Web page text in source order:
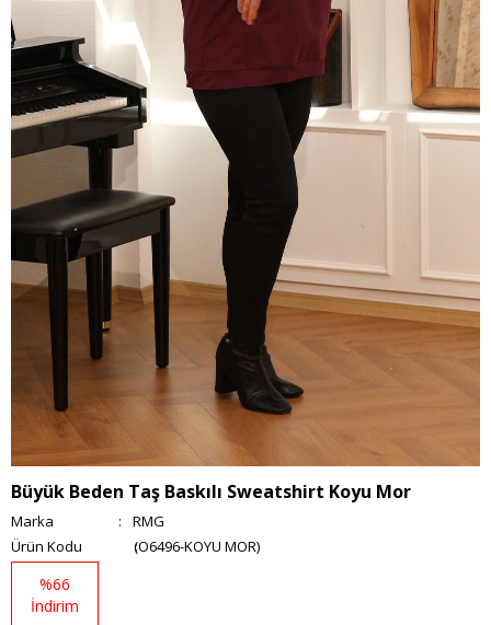
Büyük Beden Taş Baskılı Sweatshirt Koyu Mor
Marka :
RMG
(O6496-KOYU MOR)
%66
İndirim